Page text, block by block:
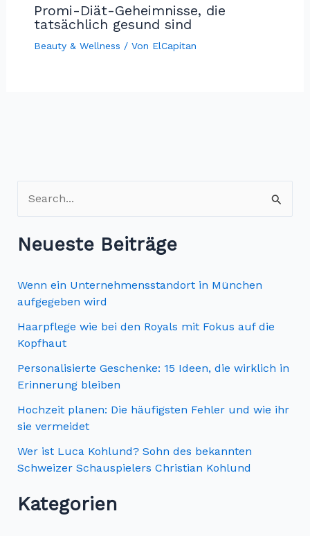
Promi-Diät-Geheimnisse, die
tatsächlich gesund sind
Beauty & Wellness / Von ElCapitan
u
c
e
n
n
a
c
h
:
Neueste Beiträge
Wenn ein Unternehmensstandort in München
aufgegeben wird
Haarpflege wie bei den Royals mit Fokus auf die
Kopfhaut
Personalisierte Geschenke: 15 Ideen, die wirklich in
Erinnerung bleiben
Hochzeit planen: Die häufigsten Fehler und wie ihr
sie vermeidet
Wer ist Luca Kohlund? Sohn des bekannten
Schweizer Schauspielers Christian Kohlund
Kategorien